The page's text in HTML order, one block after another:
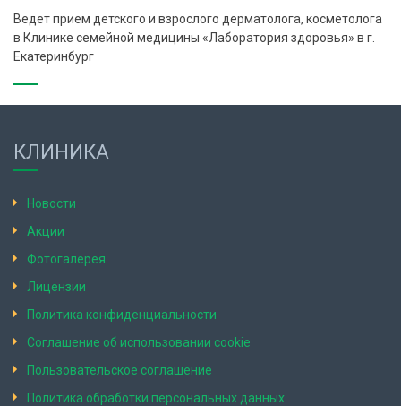
Ведет прием детского и взрослого дерматолога, косметолога
в Клинике семейной медицины «Лаборатория здоровья» в г.
Екатеринбург
КЛИНИКА
Новости
Акции
Фотогалерея
Лицензии
Политика конфиденциальности
Соглашение об использовании cookie
Пользовательское соглашение
Политика обработки персональных данных